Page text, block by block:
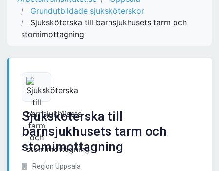
Grundutbildade sjuksköterskor
Sjuksköterska till barnsjukhusets tarm och
stomimottagning
Sjuksköterska till
barnsjukhusets tarm och
stomimottagning
Region Uppsala